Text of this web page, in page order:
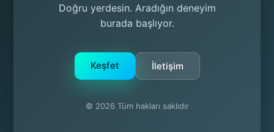
Doğru yerdesin. Aradığın deneyim
burada başlıyor.
Keşfet İletişim
© 2026 Tüm hakları saklıdır